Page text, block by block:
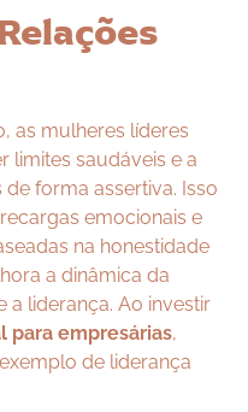
as mulheres líderes
limites saudáveis e a
forma assertiva. Isso
emocionais e
na honestidade
a dinâmica da
liderança. Ao investir
para empresárias,
de liderança